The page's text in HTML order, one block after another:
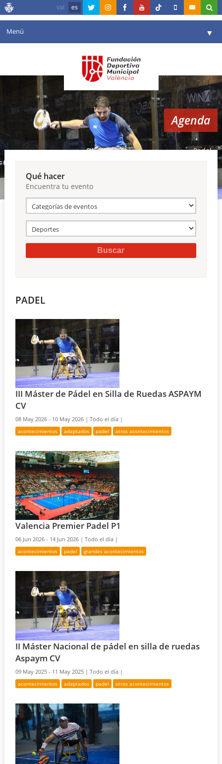
val es
Menú ▼
Agenda
Instalaciones ▼
Comunicación ▼
Valencia en deporte ▼
Reservas
Agenda
Padel
Qué hacer
Encuentra tu evento
PADEL
III Máster de Pádel en Silla de Ruedas ASPAYM
CV
08 May 2026 - 10 May 2026 |Todo el día |
acontecimientos adaptados padel otros acontecimientos
Valencia Premier Padel P1
06 Jun 2026 - 14 Jun 2026 |Todo el día |
acontecimientos padel grandes acontecimientos
II Máster Nacional de pádel en silla de ruedas
Aspaym CV
09 May 2025 - 11 May 2025 |Todo el día |
acontecimientos adaptados padel otros acontecimientos